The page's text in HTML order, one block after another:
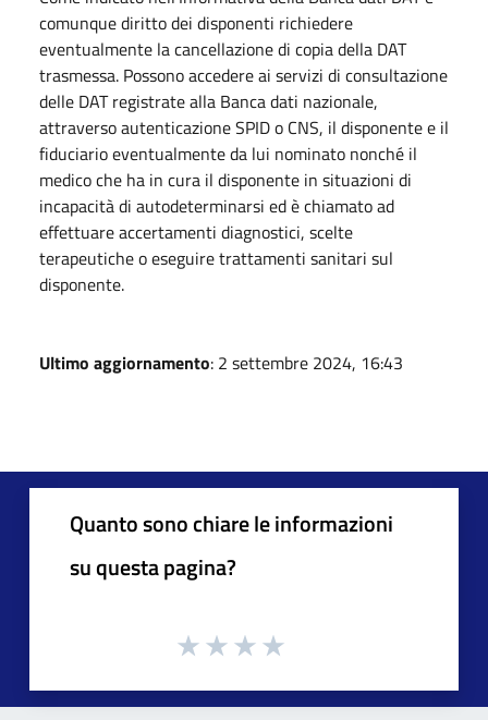
comunque diritto dei disponenti richiedere
eventualmente la cancellazione di copia della DAT
trasmessa. Possono accedere ai servizi di consultazione
delle DAT registrate alla Banca dati nazionale,
attraverso autenticazione SPID o CNS, il disponente e il
fiduciario eventualmente da lui nominato nonché il
medico che ha in cura il disponente in situazioni di
incapacità di autodeterminarsi ed è chiamato ad
effettuare accertamenti diagnostici, scelte
terapeutiche o eseguire trattamenti sanitari sul
disponente.
Ultimo aggiornamento: 2 settembre 2024, 16:43
Quanto sono chiare le informazioni
su questa pagina?